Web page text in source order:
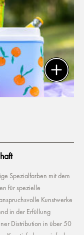
Spezialfarben mit dem
für spezielle
Kunstwerke
in der Erfüllung
Distribution in über 50